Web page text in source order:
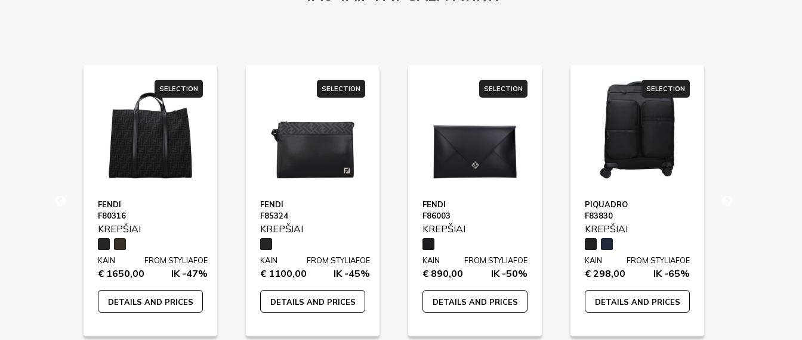
SELECTION
FENDI
F80316
KREPŠIAI
KAIN
€ 1650,00
FROM STYLIAFOE
IK -47%
DETAILS AND PRICES
SELECTION
FENDI
F85324
KREPŠIAI
KAIN
€ 1100,00
FROM STYLIAFOE
IK -45%
DETAILS AND PRICES
SELECTION
FENDI
F86003
KREPŠIAI
KAIN
€ 890,00
FROM STYLIAFOE
IK -50%
DETAILS AND PRICES
SELECTION
PIQUADRO
F83830
KREPŠIAI
KAIN
€ 298,00
FROM STYLIAFOE
IK -65%
DETAILS AND PRICES